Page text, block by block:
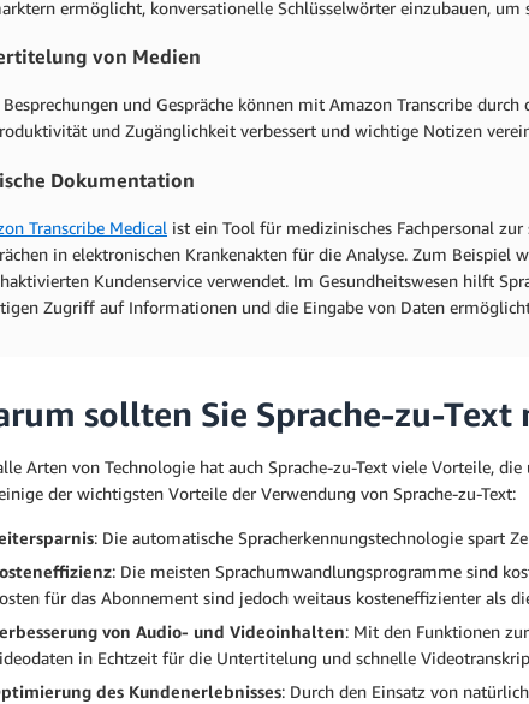
ermöglicht, konversationelle Schlüsselwörter einzubauen, um
von Medien
Besprechungen und Gespräche können mit Amazon Transcribe
und Zugänglichkeit verbessert und wichtige Notizen
Dokumentation
Transcribe Medical ist ein Tool für medizinisches Fachpersonal
in elektronischen Krankenakten für die Analyse. Zum Beispiel
Kundenservice verwendet. Im Gesundheitswesen hilft
Zugriff auf Informationen und die Eingabe von Daten
sollten Sie Sprache-zu-Text
Arten von Technologie hat auch Sprache-zu-Text viele Vorteile,
der wichtigsten Vorteile der Verwendung von Sprache-zu-Text:
: Die automatische Spracherkennungstechnologie spart
: Die meisten Sprachumwandlungsprogramme sind
für das Abonnement sind jedoch weitaus kosteneffizienter als
von Audio- und Videoinhalten: Mit den Funktionen
in Echtzeit für die Untertitelung und schnelle
des Kundenerlebnisses: Durch den Einsatz von